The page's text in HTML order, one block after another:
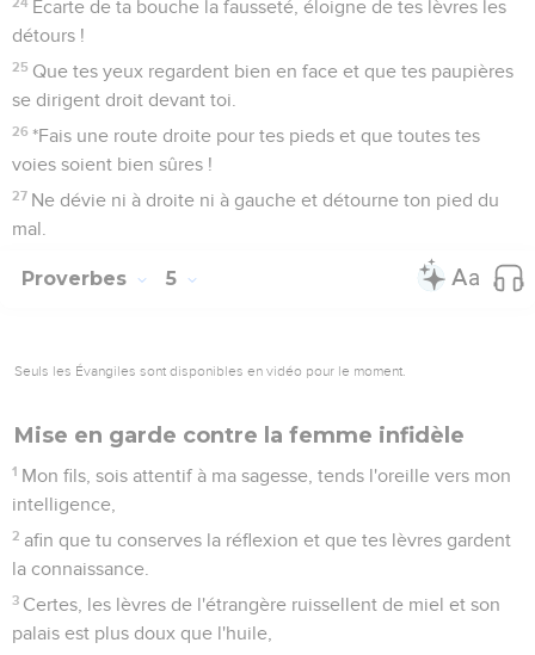
Ecarte de ta bouche la fausseté, éloigne de tes lèvres les
détours !
25 Que tes yeux regardent bien en face et que tes paupières
se dirigent droit devant toi.
26 *Fais une route droite pour tes pieds et que toutes tes
voies soient bien sûres !
27 Ne dévie ni à droite ni à gauche et détourne ton pied du
mal.
Proverbes 5
Seuls les Évangiles sont disponibles en vidéo pour le moment.
Mise en garde contre la femme infidèle
1 Mon fils, sois attentif à ma sagesse, tends l'oreille vers mon
intelligence,
2 afin que tu conserves la réflexion et que tes lèvres gardent
la connaissance.
3 Certes, les lèvres de l'étrangère ruissellent de miel et son
palais est plus doux que l'huile,